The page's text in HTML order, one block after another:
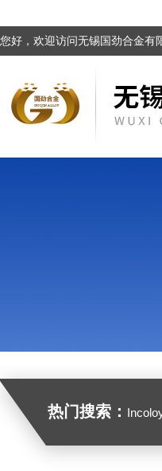
您好，欢迎访问无锡国劲合金有
热门搜索： Incoloy